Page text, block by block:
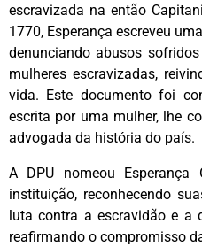
escravizada na então
1770, Esperança escreveu
denunciando abusos
mulheres escravizadas,
vida. Este documento foi
escrita por uma mulher, lhe
advogada da história do país.
A DPU nomeou Esperança
instituição, reconhecendo
luta contra a escravidão e a
reafirmando o compromisso